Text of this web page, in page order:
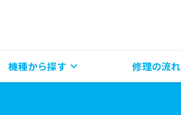
機種から探す 修理の流れ